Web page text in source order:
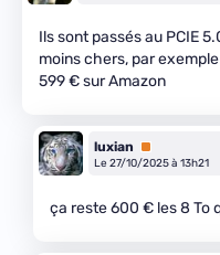
Ils sont passés au PCIE
moins chers, par
599 € sur Amazon
luxian
Premium
Le 27/10/2025 à 13h21
ça reste 600 € les 8 To